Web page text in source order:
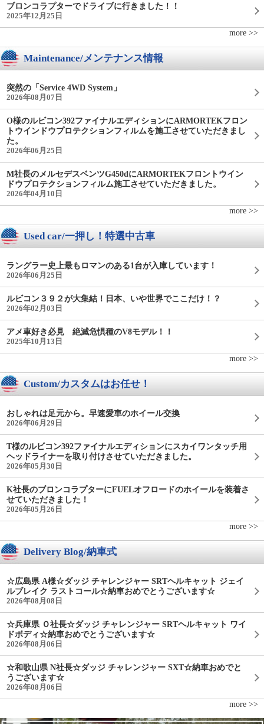
ブロンコラプターでドライブに行きました！！
2025年12月25日
more >>
Maintenance/メンテナンス情報
突然の「Service 4WD System」
2026年08月07日
O様のルビコン392ファイナルエディションにARMORTEKフロン
トウインドウプロテクションフィルムを施工させていただきまし
た。
2026年06月25日
M社長のメルセデスベンツG450dにARMORTEKフロントウイン
ドウプロテクションフィルム施工させていただきました。
2026年04月10日
more >>
Used car/一押し！特選中古車
ラングラー史上最もロマンのある1台が入庫しています！
2026年06月25日
ルビコン３９２が大集結！日本、いや世界でここだけ！？
2026年02月03日
アメ車好き必見 絶滅危惧種のV8モデル！！
2025年10月13日
more >>
Custom/カスタムはお任せ！
おしゃれは足元から。早速愛車のホイール交換
2026年06月29日
T様のルビコン392ファイナルエディションにスカイワンタッチ用
ヘッドライナーを取り付けさせていただきました。
2026年05月30日
K社長のブロンコラプターにFUELオフロードのホイールを装着さ
せていただきました！
2026年05月26日
more >>
Delivery Blog/納車式
☆広島県 A様☆ダッジ チャレンジャー SRTヘルキャット ジェイ
ルブレイク ラストコール☆納車おめでとうございます☆
2026年08月08日
☆兵庫県 Ｏ社長☆ダッジ チャレンジャー SRTヘルキャット ワイ
ドボディ☆納車おめでとうございます☆
2026年08月06日
☆和歌山県 N社長☆ダッジ チャレンジャー SXT☆納車おめでと
うございます☆
2026年08月06日
more >>